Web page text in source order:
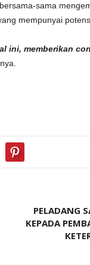
sama
mempunyai
ini, memberikan
PELADANG
KEPADA